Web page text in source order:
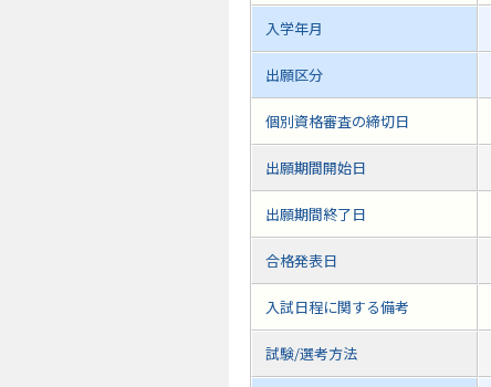
入学年月
出願区分
個別資格審査の締切日
出願期間開始日
出願期間終了日
合格発表日
入試日程に関する備考
試験/選考方法